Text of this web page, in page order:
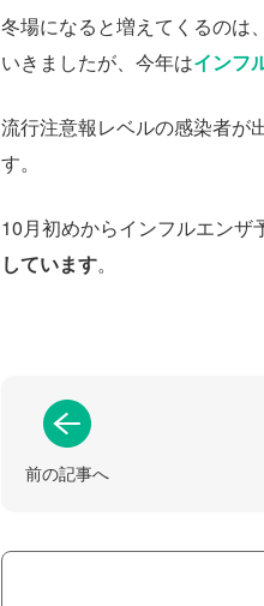
冬場になると増えてくるのは
いきましたが、今年はインフ
流行注意報レベルの感染者が
す。
10月初めからインフルエンザ
しています。
前の記事へ